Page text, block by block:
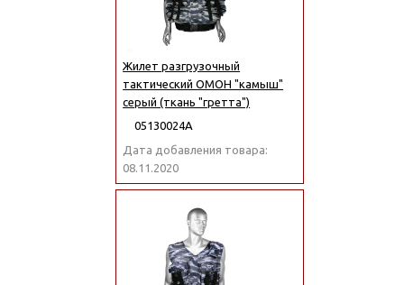
Жилет разгрузочный
тактический ОМОН "камыш"
серый (ткань "гретта")
05130024А
Дата добавления товара:
08.11.2020